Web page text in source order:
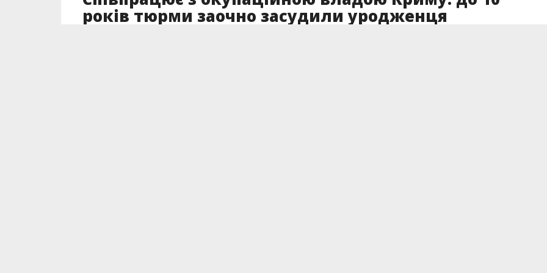
років тюрми заочно засудили уродженця